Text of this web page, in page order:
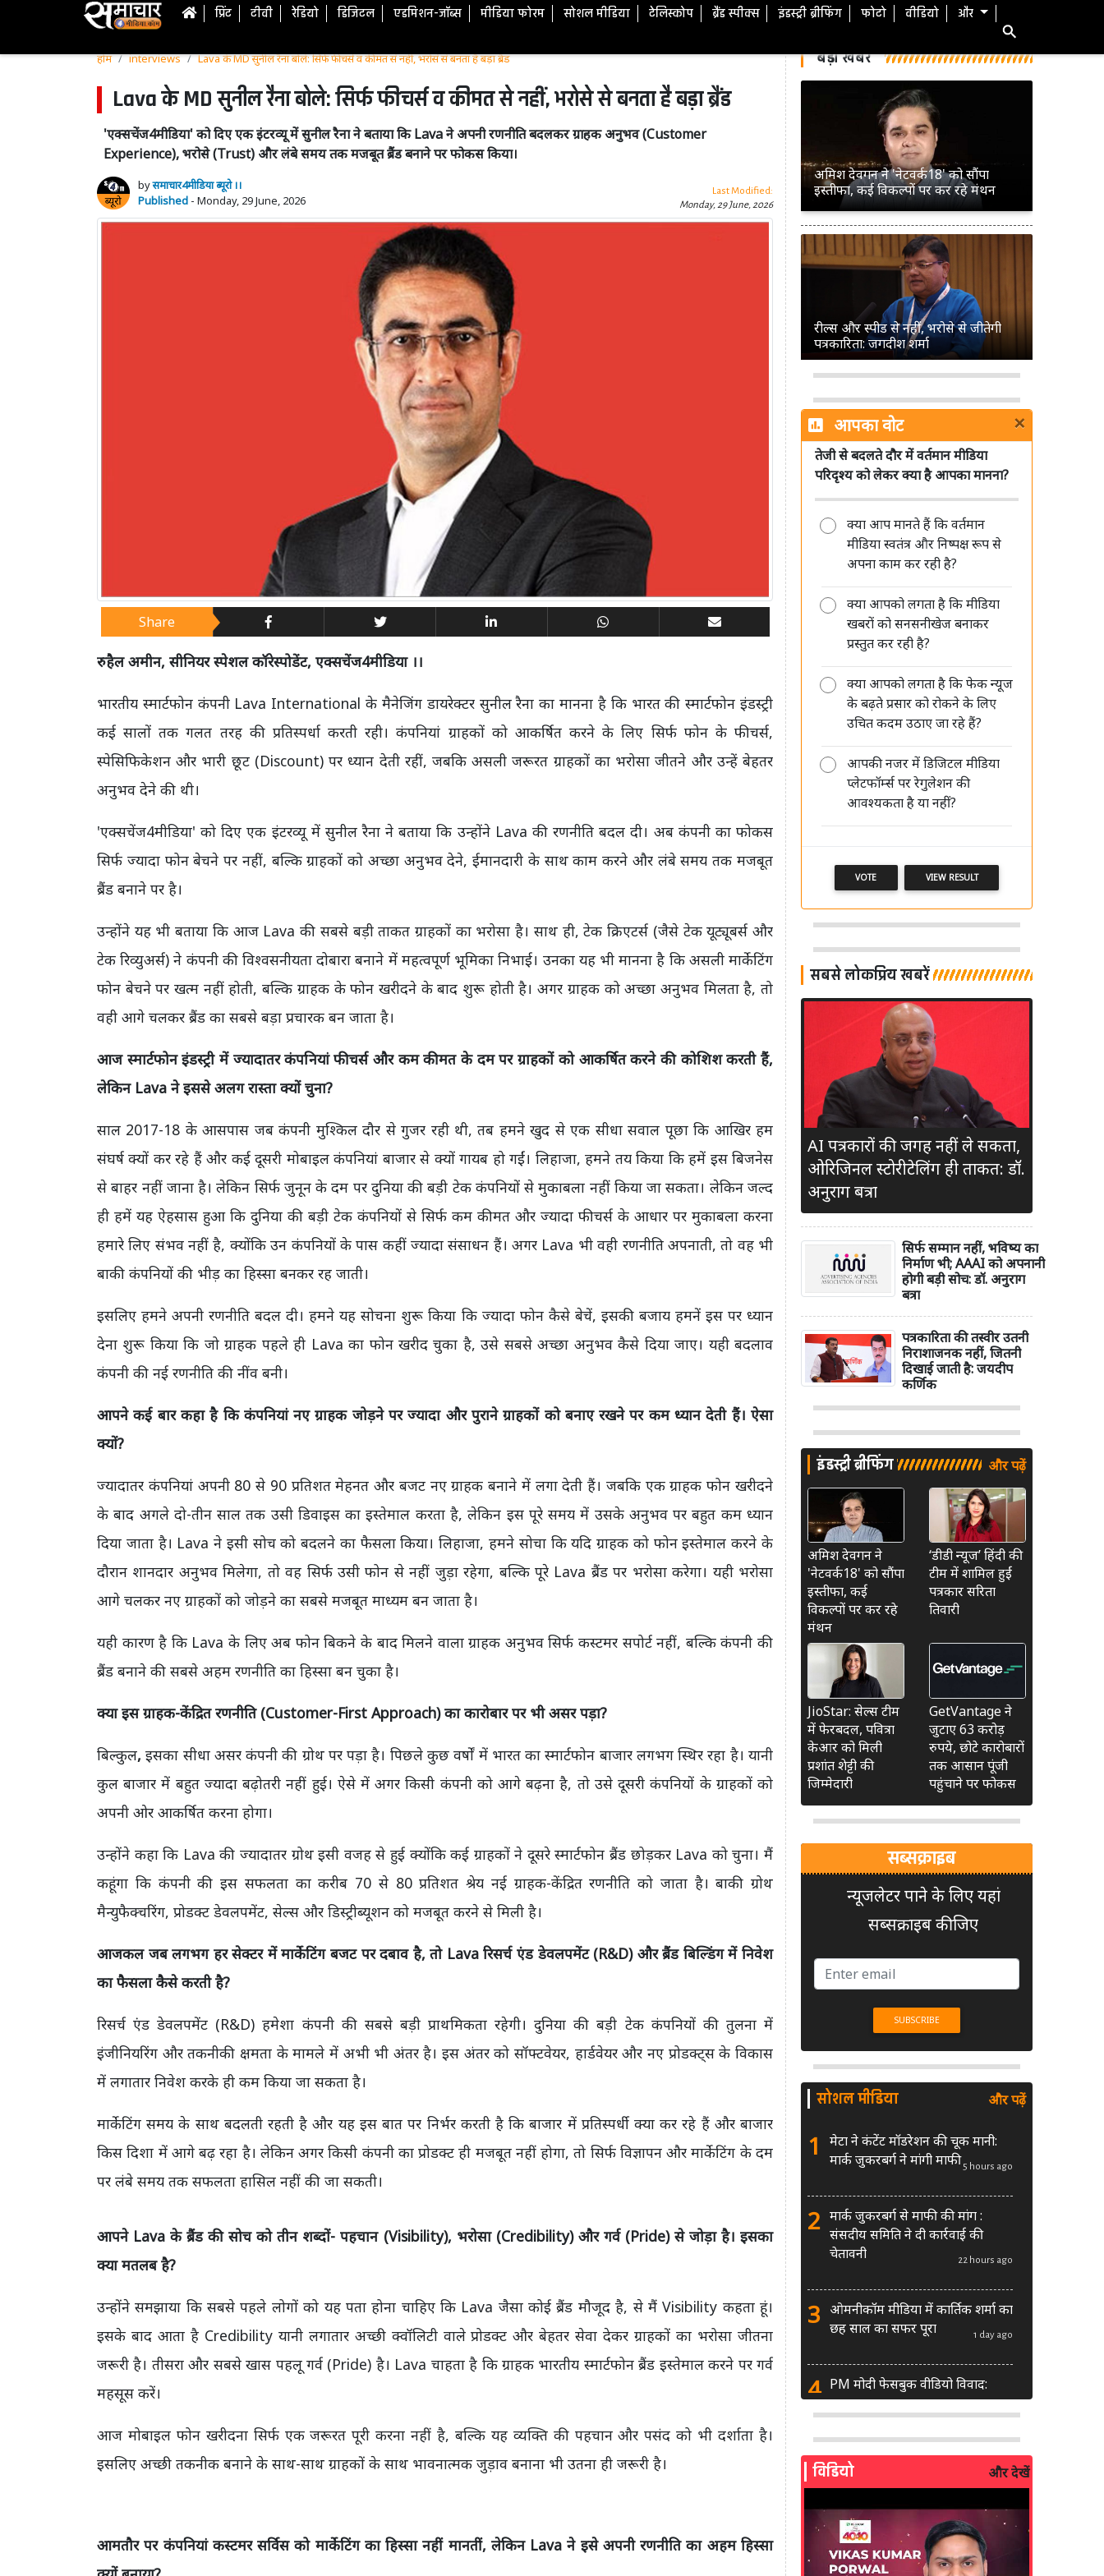
प्रिंट टीवी रेडियो डिजिटल एडमिशन-जॉब्स मीडिया फोरम सोशल मीडिया टेलिस्कोप ब्रैंड स्पीक्स इंडस्ट्री ब्रीफिंग फोटो वीडियो और
होम interviews Lava के MD सुनील रैना बोले: सिर्फ फीचर्स व कीमत से नहीं, भरोसे से बनता है बड़ा ब्रैंड
Lava के MD सुनील रैना बोले: सिर्फ फीचर्स व कीमत से नहीं, भरोसे से बनता है बड़ा ब्रैंड
'एक्सचेंज4मीडिया' को दिए एक इंटरव्यू में सुनील रैना ने बताया कि Lava ने अपनी रणनीति बदलकर ग्राहक अनुभव (Customer
Experience), भरोसे (Trust) और लंबे समय तक मजबूत ब्रैंड बनाने पर फोकस किया।
byसमाचार4मीडिया ब्यूरो ।।
Published - Monday, 29 June, 2026
Last Modified:
Monday, 29 June, 2026
Share
रुहैल अमीन, सीनियर स्पेशल कॉरेस्पोडेंट, एक्सचेंज4मीडिया ।।
भारतीय स्मार्टफोन कंपनी Lava International के मैनेजिंग डायरेक्टर सुनील रैना का मानना है कि भारत की स्मार्टफोन इंडस्ट्री
कई सालों तक गलत तरह की प्रतिस्पर्धा करती रही। कंपनियां ग्राहकों को आकर्षित करने के लिए सिर्फ फोन के फीचर्स,
स्पेसिफिकेशन और भारी छूट (Discount) पर ध्यान देती रहीं, जबकि असली जरूरत ग्राहकों का भरोसा जीतने और उन्हें बेहतर
अनुभव देने की थी।
'एक्सचेंज4मीडिया' को दिए एक इंटरव्यू में सुनील रैना ने बताया कि उन्होंने Lava की रणनीति बदल दी। अब कंपनी का फोकस
सिर्फ ज्यादा फोन बेचने पर नहीं, बल्कि ग्राहकों को अच्छा अनुभव देने, ईमानदारी के साथ काम करने और लंबे समय तक मजबूत
ब्रैंड बनाने पर है।
उन्होंने यह भी बताया कि आज Lava की सबसे बड़ी ताकत ग्राहकों का भरोसा है। साथ ही, टेक क्रिएटर्स (जैसे टेक यूट्यूबर्स और
टेक रिव्युअर्स) ने कंपनी की विश्वसनीयता दोबारा बनाने में महत्वपूर्ण भूमिका निभाई। उनका यह भी मानना है कि असली मार्केटिंग
फोन बेचने पर खत्म नहीं होती, बल्कि ग्राहक के फोन खरीदने के बाद शुरू होती है। अगर ग्राहक को अच्छा अनुभव मिलता है, तो
वही आगे चलकर ब्रैंड का सबसे बड़ा प्रचारक बन जाता है।
आज स्मार्टफोन इंडस्ट्री में ज्यादातर कंपनियां फीचर्स और कम कीमत के दम पर ग्राहकों को आकर्षित करने की कोशिश करती हैं,
लेकिन Lava ने इससे अलग रास्ता क्यों चुना?
साल 2017-18 के आसपास जब कंपनी मुश्किल दौर से गुजर रही थी, तब हमने खुद से एक सीधा सवाल पूछा कि आखिर हम
संघर्ष क्यों कर रहे हैं और कई दूसरी मोबाइल कंपनियां बाजार से क्यों गायब हो गईं। लिहाजा, हमने तय किया कि हमें इस बिजनेस
से बाहर नहीं जाना है। लेकिन सिर्फ जुनून के दम पर दुनिया की बड़ी टेक कंपनियों से मुकाबला नहीं किया जा सकता। लेकिन जल्द
ही हमें यह ऐहसास हुआ कि दुनिया की बड़ी टेक कंपनियों से सिर्फ कम कीमत और ज्यादा फीचर्स के आधार पर मुकाबला करना
हमारे लिए संभव नहीं है, क्योंकि उन कंपनियों के पास कहीं ज्यादा संसाधन हैं। अगर Lava भी वही रणनीति अपनाती, तो वह भी
बाकी कंपनियों की भीड़ का हिस्सा बनकर रह जाती।
इसलिए हमने अपनी रणनीति बदल दी। हमने यह सोचना शुरू किया कि ज्यादा फोन कैसे बेचें, इसकी बजाय हमनें इस पर ध्यान
देना शुरू किया कि जो ग्राहक पहले ही Lava का फोन खरीद चुका है, उसे सबसे अच्छा अनुभव कैसे दिया जाए। यही बदलाव
कंपनी की नई रणनीति की नींव बनी।
आपने कई बार कहा है कि कंपनियां नए ग्राहक जोड़ने पर ज्यादा और पुराने ग्राहकों को बनाए रखने पर कम ध्यान देती हैं। ऐसा
क्यों?
ज्यादातर कंपनियां अपनी 80 से 90 प्रतिशत मेहनत और बजट नए ग्राहक बनाने में लगा देती हैं। जबकि एक ग्राहक फोन खरीदने
के बाद अगले दो-तीन साल तक उसी डिवाइस का इस्तेमाल करता है, लेकिन इस पूरे समय में उसके अनुभव पर बहुत कम ध्यान
दिया जाता है। Lava ने इसी सोच को बदलने का फैसला किया। लिहाजा, हमने सोचा कि यदि ग्राहक को फोन इस्तेमाल करने के
दौरान शानदार अनुभव मिलेगा, तो वह सिर्फ उसी फोन से नहीं जुड़ा रहेगा, बल्कि पूरे Lava ब्रैंड पर भरोसा करेगा। यही भरोसा
आगे चलकर नए ग्राहकों को जोड़ने का सबसे मजबूत माध्यम बन जाता है।
यही कारण है कि Lava के लिए अब फोन बिकने के बाद मिलने वाला ग्राहक अनुभव सिर्फ कस्टमर सपोर्ट नहीं, बल्कि कंपनी की
ब्रैंड बनाने की सबसे अहम रणनीति का हिस्सा बन चुका है।
क्या इस ग्राहक-केंद्रित रणनीति (Customer-First Approach) का कारोबार पर भी असर पड़ा?
बिल्कुल,इसका सीधा असर कंपनी की ग्रोथ पर पड़ा है। पिछले कुछ वर्षों में भारत का स्मार्टफोन बाजार लगभग स्थिर रहा है। यानी
कुल बाजार में बहुत ज्यादा बढ़ोतरी नहीं हुई। ऐसे में अगर किसी कंपनी को आगे बढ़ना है, तो उसे दूसरी कंपनियों के ग्राहकों को
अपनी ओर आकर्षित करना होगा।
उन्होंने कहा कि Lava की ज्यादातर ग्रोथ इसी वजह से हुई क्योंकि कई ग्राहकों ने दूसरे स्मार्टफोन ब्रैंड छोड़कर Lava को चुना। मैं
कहूंगा कि कंपनी की इस सफलता का करीब 70 से 80 प्रतिशत श्रेय नई ग्राहक-केंद्रित रणनीति को जाता है। बाकी ग्रोथ
मैन्युफैक्चरिंग, प्रोडक्ट डेवलपमेंट, सेल्स और डिस्ट्रीब्यूशन को मजबूत करने से मिली है।
आजकल जब लगभग हर सेक्टर में मार्केटिंग बजट पर दबाव है, तो Lava रिसर्च एंड डेवलपमेंट (R&D) और ब्रैंड बिल्डिंग में निवेश
का फैसला कैसे करती है?
रिसर्च एंड डेवलपमेंट (R&D) हमेशा कंपनी की सबसे बड़ी प्राथमिकता रहेगी। दुनिया की बड़ी टेक कंपनियों की तुलना में
इंजीनियरिंग और तकनीकी क्षमता के मामले में अभी भी अंतर है। इस अंतर को सॉफ्टवेयर, हार्डवेयर और नए प्रोडक्ट्स के विकास
में लगातार निवेश करके ही कम किया जा सकता है।
मार्केटिंग समय के साथ बदलती रहती है और यह इस बात पर निर्भर करती है कि बाजार में प्रतिस्पर्धी क्या कर रहे हैं और बाजार
किस दिशा में आगे बढ़ रहा है। लेकिन अगर किसी कंपनी का प्रोडक्ट ही मजबूत नहीं होगा, तो सिर्फ विज्ञापन और मार्केटिंग के दम
पर लंबे समय तक सफलता हासिल नहीं की जा सकती।
आपने Lavaके ब्रैंड की सोच को तीन शब्दों- पहचान (Visibility), भरोसा (Credibility) और गर्व (Pride) से जोड़ा है। इसका
क्या मतलब है?
उन्होंने समझाया कि सबसे पहले लोगों को यह पता होना चाहिए कि Lava जैसा कोई ब्रैंड मौजूद है, से मैं Visibility कहता हूं।
इसके बाद आता है Credibility यानी लगातार अच्छी क्वॉलिटी वाले प्रोडक्ट और बेहतर सेवा देकर ग्राहकों का भरोसा जीतना
जरूरी है। तीसरा और सबसे खास पहलू गर्व (Pride) है। Lava चाहता है कि ग्राहक भारतीय स्मार्टफोन ब्रैंड इस्तेमाल करने पर गर्व
महसूस करें।
आज मोबाइल फोन खरीदना सिर्फ एक जरूरत पूरी करना नहीं है, बल्कि यह व्यक्ति की पहचान और पसंद को भी दर्शाता है।
इसलिए अच्छी तकनीक बनाने के साथ-साथ ग्राहकों के साथ भावनात्मक जुड़ाव बनाना भी उतना ही जरूरी है।
आमतौर पर कंपनियां कस्टमर सर्विस को मार्केटिंग का हिस्सा नहीं मानतीं, लेकिन Lava ने इसे अपनी रणनीति का अहम हिस्सा
बड़ी खबरें
अमिश देवगन ने 'नेटवर्क18' को सौंपा
इस्तीफा, कई विकल्पों पर कर रहे मंथन
रील्स और स्पीड से नहीं, भरोसे से जीतेगी
पत्रकारिता: जगदीश शर्मा
पत्रकारिता का अगला भविष्य छोटे शहरों
और हाइपर लोकल रिपोर्टर्स के पास: शमशेर
सिंह
मीडिया की जवाबदेही सिर्फ जनता के प्रति
है, किसी सत्ता या विपक्ष के प्रति नहीं: रंजीत
मीडिया की साख बचानी है तो पहले खुद
अपने पेशे का सम्मान करें: आलोक मेहता
आपका वोट ×
तेजी से बदलते दौर में वर्तमान मीडिया
परिदृश्य को लेकर क्या है आपका मानना?
क्या आप मानते हैं कि वर्तमान
मीडिया स्वतंत्र और निष्पक्ष रूप से
अपना काम कर रही है?
क्या आपको लगता है कि मीडिया
खबरों को सनसनीखेज बनाकर
प्रस्तुत कर रही है?
क्या आपको लगता है कि फेक न्यूज
के बढ़ते प्रसार को रोकने के लिए
उचित कदम उठाए जा रहे हैं?
आपकी नजर में डिजिटल मीडिया
प्लेटफॉर्म्स पर रेगुलेशन की
आवश्यकता है या नहीं?
VOTE VIEW RESULT
सबसे लोकप्रिय खबरें
AI पत्रकारों की जगह नहीं ले सकता,
ओरिजिनल स्टोरीटेलिंग ही ताकत: डॉ.
अनुराग बत्रा
सिर्फ सम्मान नहीं, भविष्य का
निर्माण भी; AAAI को अपनानी
होगी बड़ी सोच: डॉ. अनुराग
बत्रा
पत्रकारिता की तस्वीर उतनी
निराशाजनक नहीं, जितनी
दिखाई जाती है: जयदीप
कर्णिक
इंडस्ट्री ब्रीफिंग और पढ़ें
अमिश देवगन ने
'नेटवर्क18' को सौंपा
इस्तीफा, कई
विकल्पों पर कर रहे
मंथन
‘डीडी न्यूज’ हिंदी की
टीम में शामिल हुईं
पत्रकार सरिता
तिवारी
JioStar: सेल्स टीम
में फेरबदल, पवित्रा
केआर को मिली
प्रशांत शेट्टी की
जिम्मेदारी
GetVantage ने
जुटाए 63 करोड़
रुपये, छोटे कारोबारों
तक आसान पूंजी
पहुंचाने पर फोकस
सब्सक्राइब
न्यूजलेटर पाने के लिए यहां
सब्सक्राइब कीजिए
सोशल मीडिया और पढ़ें
1
मेटा ने कंटेंट मॉडरेशन की चूक मानी:
मार्क जुकरबर्ग ने मांगी माफी 5 hours ago
2 मार्क जुकरबर्ग से माफी की मांग :
संसदीय समिति ने दी कार्रवाई की
चेतावनी
22 hours ago
3 ओमनीकॉम मीडिया में कार्तिक शर्मा का
छह साल का सफर पूरा
1 day ago
4 PM मोदी फेसबुक वीडियो विवाद:
MeitY से मिलेगी मेटा की ग्लोबल टीम
5 AI से बने फर्जी पोस्ट पर LinkedIn
की सख्ती: लॉन्च किए नए मॉडरेशन
6
सरकार दे रही बड़ा मौका: शॉर्ट वीडियो
बनाने वाले क्रिएटर्स जीत सकते हैं ₹5
विडियो और देखें